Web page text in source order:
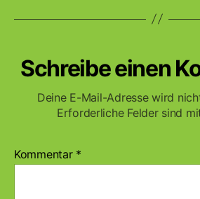
Schreibe einen
Deine E-Mail-Adresse wird
Erforderliche Felder sind
Kommentar *